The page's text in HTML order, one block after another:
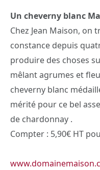
Un cheverny blanc
Chez Jean Maison, on
constance depuis
produire des choses
mêlant agrumes et
cheverny blanc
mérité pour ce bel
de chardonnay .
Compter : 5,90€ HT